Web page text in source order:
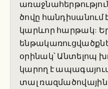
ծովը հանդիսանում
կարևոր հարթակ:
օրինակ՝ Անտելոպ
կարող է
տալ ռազմածովային